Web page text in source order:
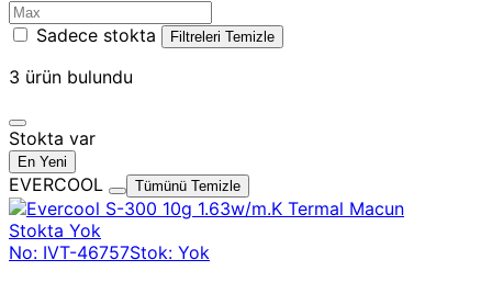
Sadece stokta Filtreleri Temizle
3 ürün bulundu
Stokta var
En Yeni
EVERCOOL Tümünü Temizle
Stokta Yok
No: IVT-46757Stok: Yok